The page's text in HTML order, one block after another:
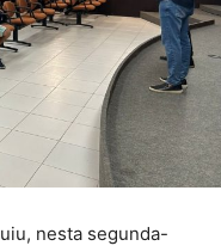
nesta segunda-